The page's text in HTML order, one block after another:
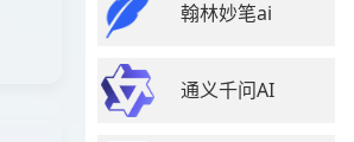
翰林妙笔ai
通义千问AI